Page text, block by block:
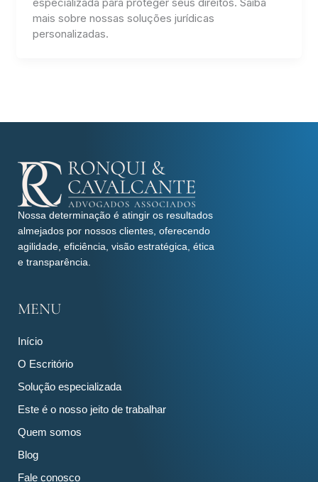
especializada para proteger seus direitos. Saiba
mais sobre nossas soluções jurídicas
personalizadas.
Nossa determinação é atingir os resultados
almejados por nossos clientes, oferecendo
agilidade, eficiência, visão estratégica, ética
e transparência.
MENU
Início
O Escritório
Solução especializada
Este é o nosso jeito de trabalhar
Quem somos
Blog
Fale conosco